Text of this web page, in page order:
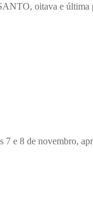
oitava e
e 8 de novembro,